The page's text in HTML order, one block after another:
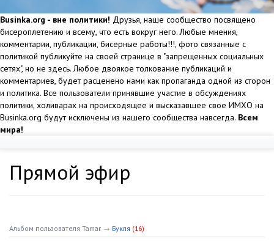
Businka.org - вне политики! Друзья, наше сообщество посвящено
бисероплетению и всему, что есть вокруг него. Любые мнения,
комментарии, публикации, бисерные работы!!!, фото связанные с
политикой публикуйте на своей странице в "запрещенных социальных
сетях", но не здесь. Любое двоякое толкование публикаций и
комментариев, будет расценено нами как пропаганда одной из сторон
и политика. Все пользователи принявшие участие в обсуждениях
политики, холиварах на происходящее и высказавшее свое ИМХО на
Businka.org будут исключены из нашего сообщества навсегда. Всем
мира!
Прямой эфир
Альбом пользователя Tamar → Букля (16)